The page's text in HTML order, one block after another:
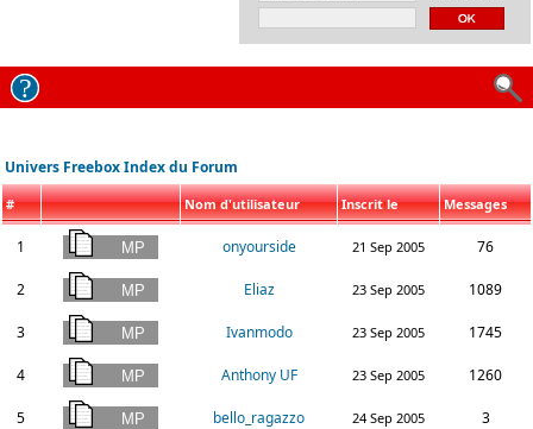
Univers Freebox Index du Forum
# Nom d'utilisateur Inscrit le Messages
1 onyourside 21 Sep 2005 76
2 Eliaz 23 Sep 2005 1089
3 Ivanmodo 23 Sep 2005 1745
4 Anthony UF 23 Sep 2005 1260
5 bello_ragazzo 24 Sep 2005 3